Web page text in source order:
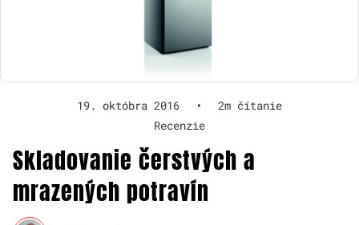
19. októbra 2016 •
2m čítanie
Recenzie
Skladovanie čerstvých a
mrazených potravín